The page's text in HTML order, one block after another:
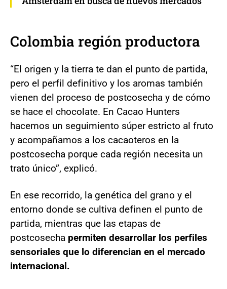
Colombia región productora
“El origen y la tierra te dan el punto de partida,
pero el perfil definitivo y los aromas también
vienen del proceso de postcosecha y de cómo
se hace el chocolate. En Cacao Hunters
hacemos un seguimiento súper estricto al fruto
y acompañamos a los cacaoteros en la
postcosecha porque cada región necesita un
trato único”, explicó.
En ese recorrido, la genética del grano y el
entorno donde se cultiva definen el punto de
partida, mientras que las etapas de
postcosecha permiten desarrollar los perfiles
sensoriales que lo diferencian en el mercado
internacional.